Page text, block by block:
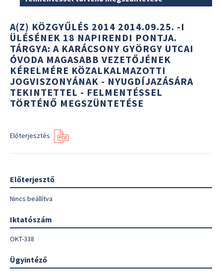
A(Z) KÖZGYŰLÉS 2014 2014.09.25. -I
ÜLÉSÉNEK 18 NAPIRENDI PONTJA.
TÁRGYA: A KARÁCSONY GYÖRGY UTCAI
ÓVODA MAGASABB VEZETŐJÉNEK
KÉRELMÉRE KÖZALKALMAZOTTI
JOGVISZONYÁNAK - NYUGDÍJAZÁSÁRA
TEKINTETTEL - FELMENTÉSSEL
TÖRTÉNŐ MEGSZÜNTETÉSE
Előterjesztés
Előterjesztő
Nincs beállítva
Iktatószám
OKT-338
Ügyintéző